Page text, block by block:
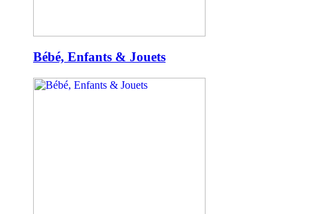
Bébé, Enfants & Jouets